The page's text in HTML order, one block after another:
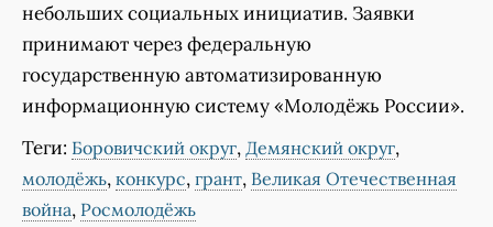
небольших социальных инициатив. Заявки
принимают через федеральную
государственную автоматизированную
информационную систему «Молодёжь России».
Теги: Боровичский округ, Демянский округ,
молодёжь, конкурс, грант, Великая Отечественная
война, Росмолодёжь